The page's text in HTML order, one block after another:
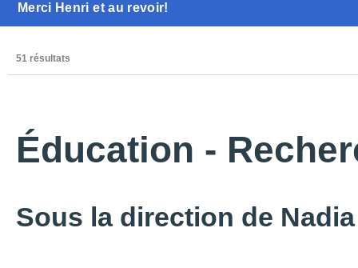
Merci Henri et au revoir!
51 résultats
Éducation -
Sous la direction de